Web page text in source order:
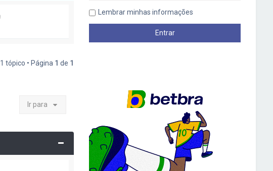
1 tópico • Página 1 de 1
Ir para
Lembrar minhas informações